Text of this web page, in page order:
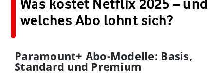
Was kostet Netflix 2025 – und
welches Abo lohnt sich?
Paramount+ Abo-Modelle: Basis,
Standard und Premium